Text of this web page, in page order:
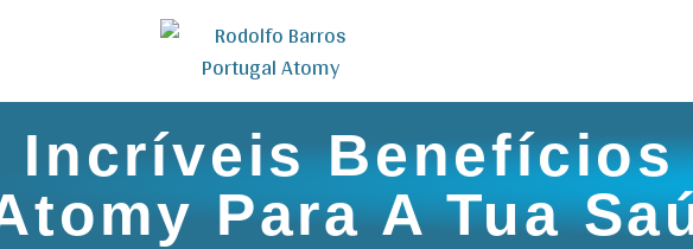
Incríveis Benefícios
Para A Tua